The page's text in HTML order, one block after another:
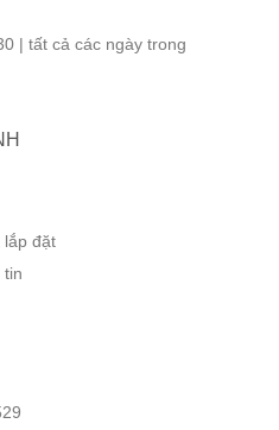
| tất cả các ngày trong
lắp đặt
tin